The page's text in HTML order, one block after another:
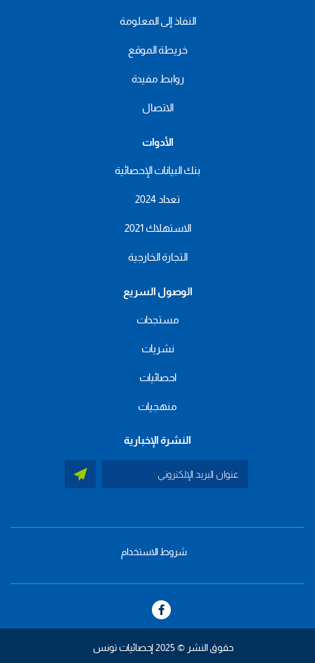
النفاذ إلى المعلومة
خريطة الموقع
روابط مفيدة
الاتصال
الأدوات
بنك البيانات الإحصائية
تعداد 2024
الاستهلاك 2021
التجارة الخارجية
الوصول السريع
مستجدات
نشريات
احصائيات
منهجيات
النشرة الإخبارية
footer
شروط الاستخدام
حقوق النشر © 2025 إحصائيات تونس